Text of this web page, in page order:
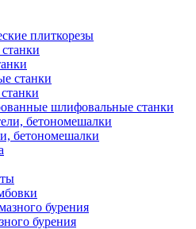
плиткорезы
шлифовальные станки
бетономешалки
бурения